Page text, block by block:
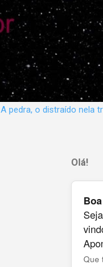
A pedra, o distraído nela
Olá!
Que